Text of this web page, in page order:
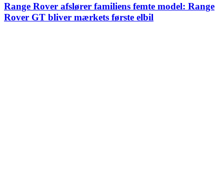
Range Rover afslører familiens femte model: Range
Rover GT bliver mærkets første elbil